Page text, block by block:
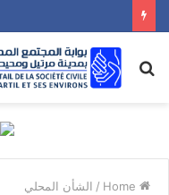
Search
for
/ الشأن المحلي